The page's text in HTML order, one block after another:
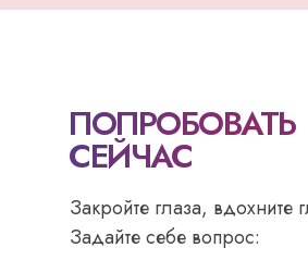
ПОПРОБОВАТЬ
СЕЙЧАС
Закройте глаза, вдохните
Задайте себе вопрос: